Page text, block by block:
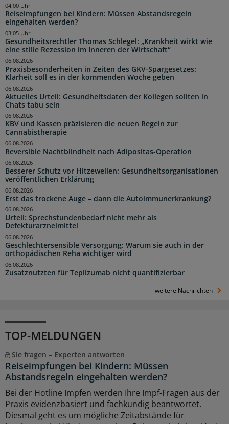
Reiseimpfungen bei Kindern: Müssen Abstandsregeln
eingehalten werden?
04:00 Uhr
Gesundheitsrechtler Thomas Schlegel: „Krankheit wirkt wie
eine stille Rezession im Inneren der Wirtschaft“
03:05 Uhr
Praxisbesonderheiten in Zeiten des GKV-Spargesetzes:
Klarheit soll es in der kommenden Woche geben
06.08.2026
Aktuelles Urteil: Gesundheitsdaten der Kollegen sollten in
Chats tabu sein
06.08.2026
KBV und Kassen präzisieren die neuen Regeln zur
Cannabistherapie
06.08.2026
Reversible Nachtblindheit nach Adipositas-Operation
06.08.2026
Besserer Schutz vor Hitzewellen: Gesundheitsorganisationen
veröffentlichen Erklärung
06.08.2026
Erst das trockene Auge – dann die Autoimmunerkrankung?
06.08.2026
Urteil: Sprechstundenbedarf nicht mehr als
Defekturarzneimittel
06.08.2026
Geschlechtersensible Versorgung: Warum sie auch in der
orthopädischen Reha wichtiger wird
06.08.2026
Zusatznutzten für Teplizumab nicht quantifizierbar
06.08.2026
weitere Nachrichten
TOP-MELDUNGEN
Sie fragen – Experten antworten
Reiseimpfungen bei Kindern: Müssen
Abstandsregeln eingehalten werden?
Bei der Hotline Impfen werden Ihre Impf-Fragen aus der
Praxis evidenzbasiert und fachkundig beantwortet.
Diesmal geht es um mögliche Zeitabstände für